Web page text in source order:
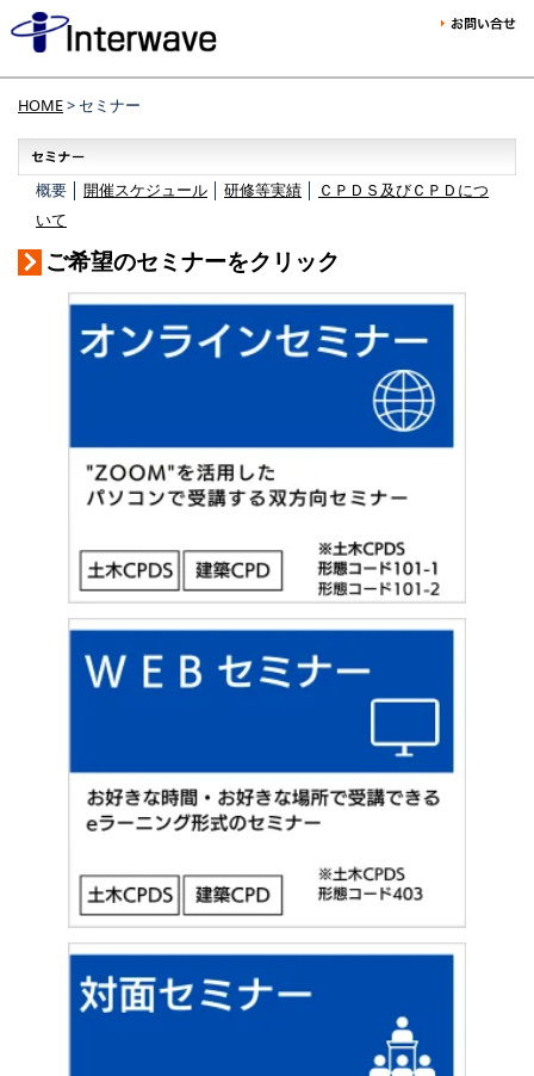
HOME> セミナー
概要 │ 開催スケジュール 研修等実績
ＣＰＤＳ及びＣＰＤにつ
いて
ご希望のセミナーをクリック